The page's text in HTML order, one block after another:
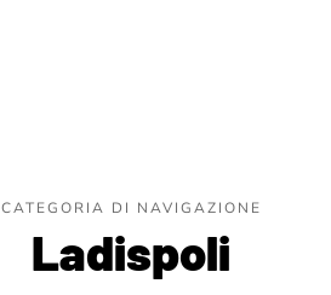
CATEGORIA DI NAVIGAZIONE
Ladispoli